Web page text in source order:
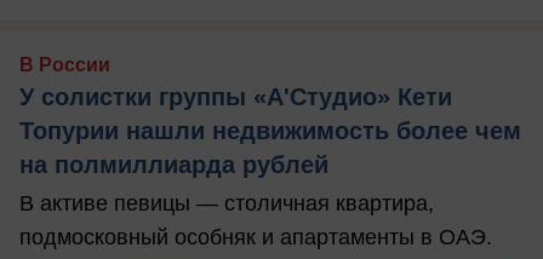
В России
У солистки группы «А'Студио» Кети
Топурии нашли недвижимость более чем
на полмиллиарда рублей
В активе певицы — столичная квартира,
подмосковный особняк и апартаменты в ОАЭ.